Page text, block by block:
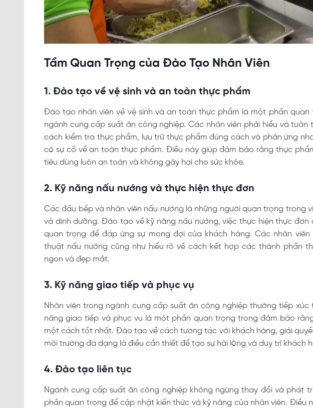
Tầm Quan Trọng của Đào Tạo Nhân Viên
1. Đào tạo về vệ sinh và an toàn thực phẩm
Đào tạo nhân viên về vệ sinh và an toàn thực phẩm là một phần quan
ngành cung cấp suất ăn công nghiệp. Các nhân viên phải hiểu và tuân
cách kiểm tra thực phẩm, lưu trữ thực phẩm đúng cách và phản ứng
có sự cố về an toàn thực phẩm. Điều này giúp đảm bảo rằng thực
tiêu dùng luôn an toàn và không gây hại cho sức khỏe.
2. Kỹ năng nấu nướng và thực hiện thực đơn
Các đầu bếp và nhân viên nấu nướng là những người quan trọng trong
và dinh dưỡng. Đào tạo về kỹ năng nấu nướng, việc thực hiện thực
quan trọng để đáp ứng sự mong đợi của khách hàng. Các nhân
thuật nấu nướng cũng như hiểu rõ về cách kết hợp các thành phần
ngon và đẹp mắt.
3. Kỹ năng giao tiếp và phục vụ
Nhân viên trong ngành cung cấp suất ăn công nghiệp thường tiếp xúc
năng giao tiếp và phục vụ là một phần quan trọng trong đảm bảo
một cách tốt nhất. Đào tạo về cách tương tác với khách hàng, giải
môi trường đa dạng là điều cần thiết để tạo sự hài lòng và duy trì khách
4. Đào tạo liên tục
Ngành cung cấp suất ăn công nghiệp không ngừng thay đổi và phát
phần quan trọng để cập nhật kiến thức và kỹ năng của nhân viên. Điều